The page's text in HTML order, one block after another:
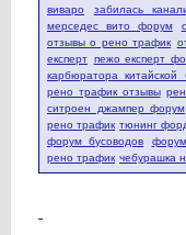
виваро
забилась
мерседес вито форум
отзывы о рено трафик
експерт пежо експерт
карбюратора китайской
рено трафик отзывы
ситроен джампер форум
рено трафик тюнинг
форум бусоводов
рено трафик чебурашка